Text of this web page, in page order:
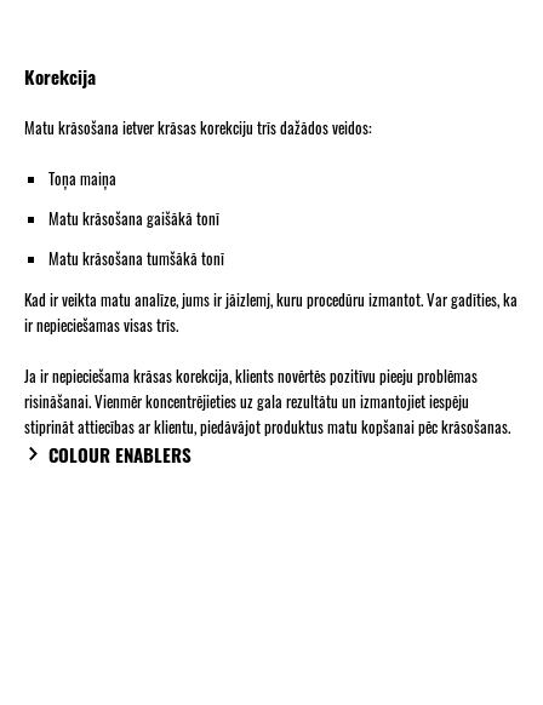
Korekcija
Matu krāsošana ietver krāsas korekciju trīs dažādos veidos:
Toņa maiņa
Matu krāsošana gaišākā tonī
Matu krāsošana tumšākā tonī
Kad ir veikta matu analīze, jums ir jāizlemj, kuru procedūru izmantot. Var gadīties, ka
ir nepieciešamas visas trīs.
Ja ir nepieciešama krāsas korekcija, klients novērtēs pozitīvu pieeju problēmas
risināšanai. Vienmēr koncentrējieties uz gala rezultātu un izmantojiet iespēju
stiprināt attiecības ar klientu, piedāvājot produktus matu kopšanai pēc krāsošanas.
COLOUR ENABLERS